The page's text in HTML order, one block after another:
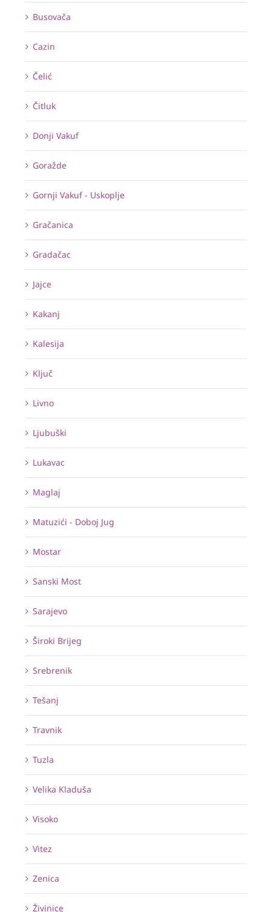
Busovača
Cazin
Čelić
Čitluk
Donji Vakuf
Goražde
Gornji Vakuf - Uskoplje
Gračanica
Gradačac
Jajce
Kakanj
Kalesija
Ključ
Livno
Ljubuški
Lukavac
Maglaj
Matuzići - Doboj Jug
Mostar
Sanski Most
Sarajevo
Široki Brijeg
Srebrenik
Tešanj
Travnik
Tuzla
Velika Kladuša
Visoko
Vitez
Zenica
Živinice